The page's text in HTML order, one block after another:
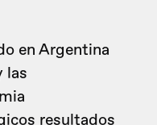
en Argentina
las
resultados